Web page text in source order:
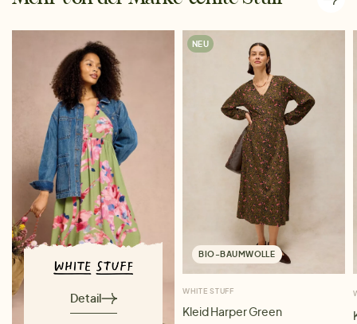
Detail
NEU
BIO-BAUMWOLLE
WHITE STUFF
Kleid Harper Green